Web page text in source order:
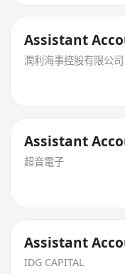
Assistant
潤利海事控股有限公司
Assistant
超音電子
Assistant
IDG CAPITAL